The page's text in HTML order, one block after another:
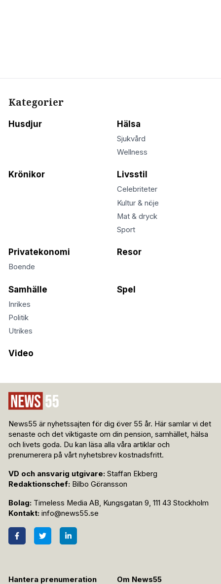
Kategorier
Husdjur Hälsa
Sjukvård
Wellness
Krönikor Livsstil
Celebriteter
Kultur & nöje
Mat & dryck
Sport
Privatekonomi
Boende
Resor
Samhälle
Inrikes
Politik
Utrikes
Spel
Video
News55 är nyhetssajten för dig över 55 år. Här samlar vi det
senaste och det viktigaste om din pension, samhället, hälsa
och livets goda. Du kan läsa alla våra artiklar och
prenumerera på vårt nyhetsbrev kostnadsfritt.
VD och ansvarig utgivare: Staffan Ekberg
Redaktionschef: Bilbo Göransson
Bolag: Timeless Media AB, Kungsgatan 9, 111 43 Stockholm
Kontakt: info@news55.se
Hantera prenumeration Om News55